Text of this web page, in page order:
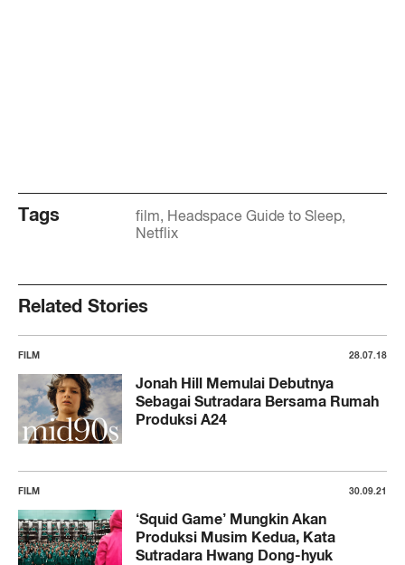
Tags film Headspace Guide to Sleep
Netflix
Related Stories
FILM 28.07.18
Jonah Hill Memulai Debutnya
Sebagai Sutradara Bersama Rumah
Produksi A24
FILM 30.09.21
‘Squid Game’ Mungkin Akan
Produksi Musim Kedua, Kata
Sutradara Hwang Dong-hyuk